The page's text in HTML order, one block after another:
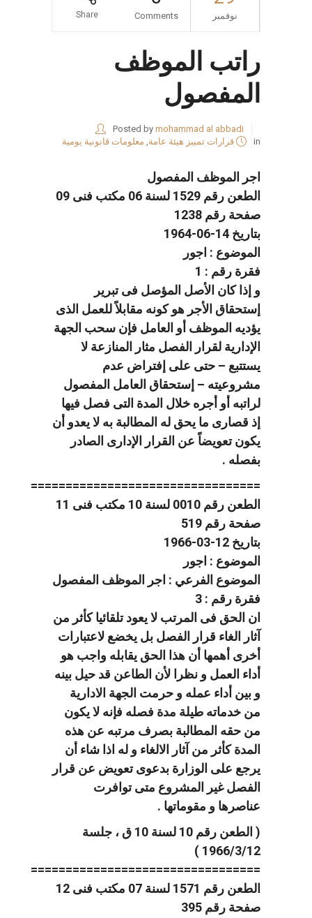
نوفمبر Comments
Share
راتب الموظف
المفصول
Posted by mohammad al abbadi
in
قرارات تمييز هيئة عامة, معلومات قانونية يومية
اجر الموظف المفصول
الطعن رقم 1529 لسنة 06 مكتب فنى 09
صفحة رقم 1238
بتاريخ 14-06-1964
الموضوع : اجور
فقرة رقم : 1
و إذا كان الأصل المؤصل فى تبرير
إستحقاق الأجر هو كونه مقابلاً للعمل الذى
يؤديه الموظف أو العامل فإن سحب الجهة
الإدارية لقرار الفصل مثار المنازعة لا
يستتبع – حتى على إفتراض عدم
مشروعيته – إستحقاق العامل المفصول
لراتبه أو أجره خلال المدة التى فصل فيها
إذ قصارى ما يحق له المطالبة به لا يعدو أن
يكون تعويضاً عن القرار الإدارى الصادر
بفصله .
=================================
الطعن رقم 0010 لسنة 10 مكتب فنى 11
صفحة رقم 519
بتاريخ 12-03-1966
الموضوع : اجور
الموضوع الفرعي : اجر الموظف المفصول
فقرة رقم : 3
ان الحق فى المرتب لا يعود تلقائيا كأثر من
آثار الغاء قرار الفصل بل يخضع لاعتبارات
أخرى أهمها أن هذا الحق يقابله واجب هو
أداء العمل و نظرا لأن الطاعن قد حيل بينه
و بين أداء عمله و حرمت الجهة الادارية
من خدماته طيلة مدة فصله فإنه لا يكون
من حقه المطالبة بصرف مرتبه عن هذه
المدة كأثر من آثار الالغاء و له اذا شاء أن
يرجع على الوزارة بدعوى تعويض عن قرار
الفصل غير المشروع متى توافرت
عناصرها و مقوماتها .
( الطعن رقم 10 لسنة 10 ق ، جلسة
1966/3/12 )
=================================
الطعن رقم 1571 لسنة 07 مكتب فنى 12
صفحة رقم 395